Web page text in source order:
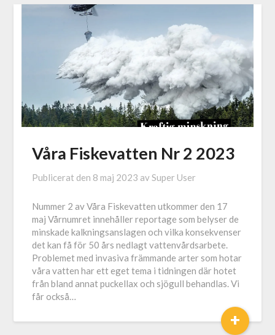
Våra Fiskevatten Nr 2 2023
Publicerat den 8 maj 2023 avSuper User
Nummer 2 av Våra Fiskevatten utkommer den 17
maj Vårnumret innehåller reportage som belyser de
minskade kalkningsanslagen och vilka konsekvenser
det kan få för 50 års nedlagt vattenvårdsarbete.
Problemet med invasiva främmande arter som hotar
våra vatten har ett eget tema i tidningen där hotet
från bland annat puckellax och sjögull behandlas. Vi
får också…
+